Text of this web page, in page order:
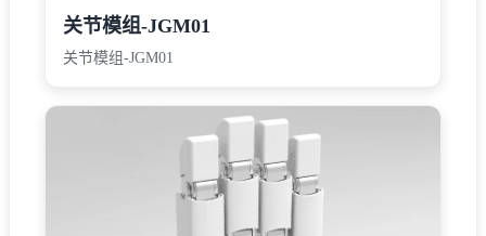
关节模组-JGM01
关节模组-JGM01